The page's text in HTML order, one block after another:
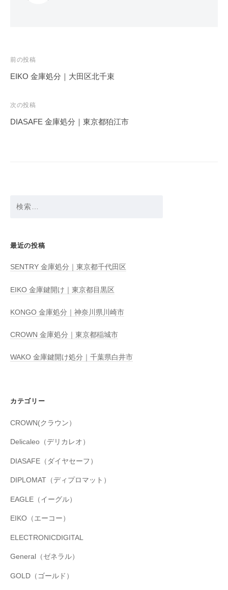
投
稿
ビ
ゲ
前の投稿
EIKO 金庫処分｜大田区北千束
次の投稿
DIASAFE 金庫処分｜東京都狛江市
最近の投稿
SENTRY 金庫処分｜東京都千代田区
EIKO 金庫鍵開け｜東京都目黒区
KONGO 金庫処分｜神奈川県川崎市
CROWN 金庫処分｜東京都稲城市
WAKO 金庫鍵開け処分｜千葉県白井市
カテゴリー
CROWN(クラウン）
Delicaleo（デリカレオ）
DIASAFE（ダイヤセーフ）
DIPLOMAT（ディプロマット）
EAGLE（イーグル）
EIKO（エーコー）
ELECTRONICDIGITAL
General（ゼネラル）
GOLD（ゴールド）